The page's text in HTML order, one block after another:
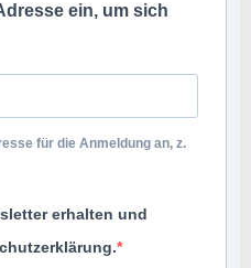
ein, um sich
für die Anmeldung an, z.
erhalten und